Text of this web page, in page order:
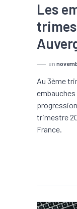
Les
en
Au 3ème
trimestre
France.